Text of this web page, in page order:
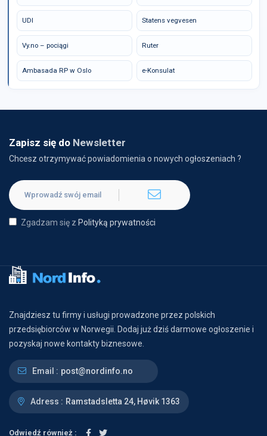
UDI Statens vegvesen
Vy.no – pociągi Ruter
Ambasada RP w Oslo e-Konsulat
Zapisz się do Newsletter
Chcesz otrzymywać powiadomienia o nowych ogłoszeniach ?
Zgadzam się z Polityką prywatności
Znajdziesz tu firmy i usługi prowadzone przez polskich
przedsiębiorców w Norwegii. Dodaj już dziś darmowe ogłoszenie i
pozyskaj nowe kontakty biznesowe.
Email : post@nordinfo.no
Adress : Ramstadsletta 24, Høvik 1363
Odwiedź również :